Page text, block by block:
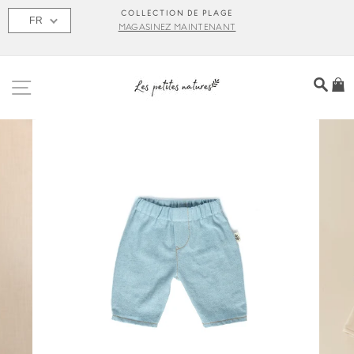
Passer
COLLECTION DE PLAGE
MAGASINEZ MAINTENANT
FR